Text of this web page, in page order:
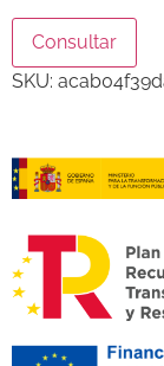
Consultar
SKU: